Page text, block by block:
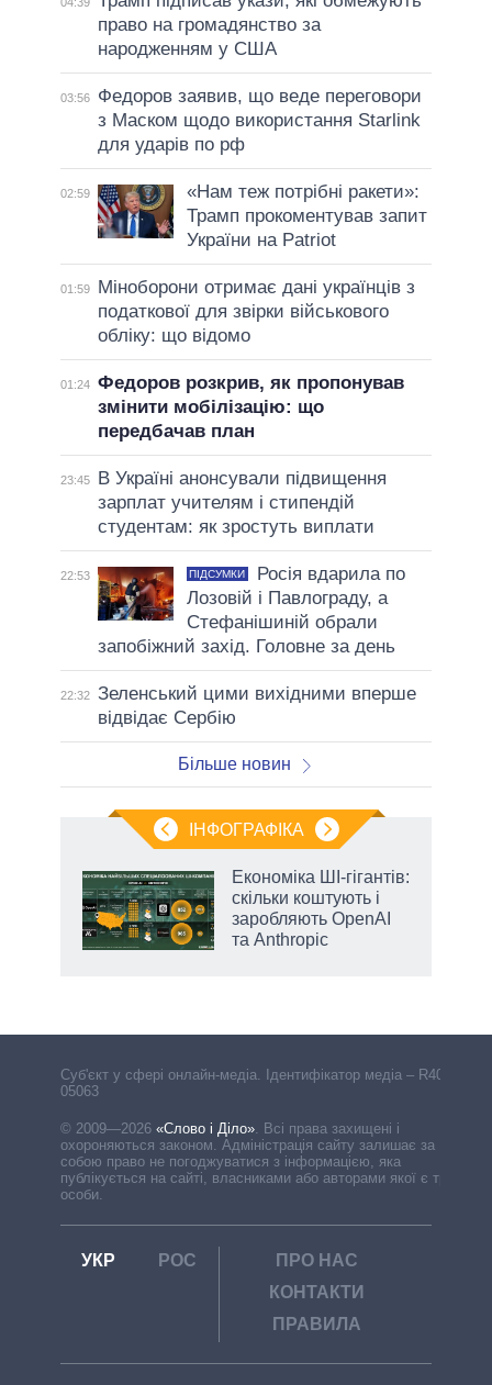
право на громадянство за
народженням у США
03:56
Федоров заявив, що веде переговори
з Маском щодо використання Starlink
для ударів по рф
02:59
«Нам теж потрібні ракети»:
Трамп прокоментував запит
України на Patriot
01:59
Міноборони отримає дані українців з
податкової для звірки військового
обліку: що відомо
01:24 Федоров розкрив, як пропонував
змінити мобілізацію: що
передбачав план
23:45
В Україні анонсували підвищення
зарплат учителям і стипендій
студентам: як зростуть виплати
22:53 ПІДСУМКИ
Росія вдарила по
Лозовій і Павлограду, а
Стефанішиній обрали
запобіжний захід. Головне за день
22:32 Зеленський цими вихідними вперше
відвідає Сербію
Більше новин
ІНФОГРАФІКА
Економіка ШІ-гігантів:
скільки коштують і
заробляють OpenAI
та Anthropic
Cуб'єкт у сфері онлайн-медіа. Ідентифікатор медіа – R40-
05063
© 2009—2026 «Слово і Діло». Всі права захищені і
охороняються законом. Адміністрація сайту залишає за
собою право не погоджуватися з інформацією, яка
публікується на сайті, власниками або авторами якої є треті
особи.
УКР РОС
ПРО НАС
КОНТАКТИ
ПРАВИЛА